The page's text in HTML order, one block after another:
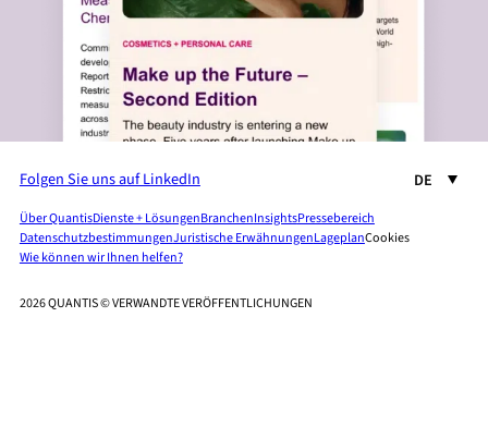
Folgen Sie uns auf LinkedIn DE
Über QuantisDienste + LösungenBranchenInsightsPressebereich
DatenschutzbestimmungenJuristische ErwähnungenLageplanCookies
Wie können wir Ihnen helfen?
2026 QUANTIS © VERWANDTE VERÖFFENTLICHUNGEN